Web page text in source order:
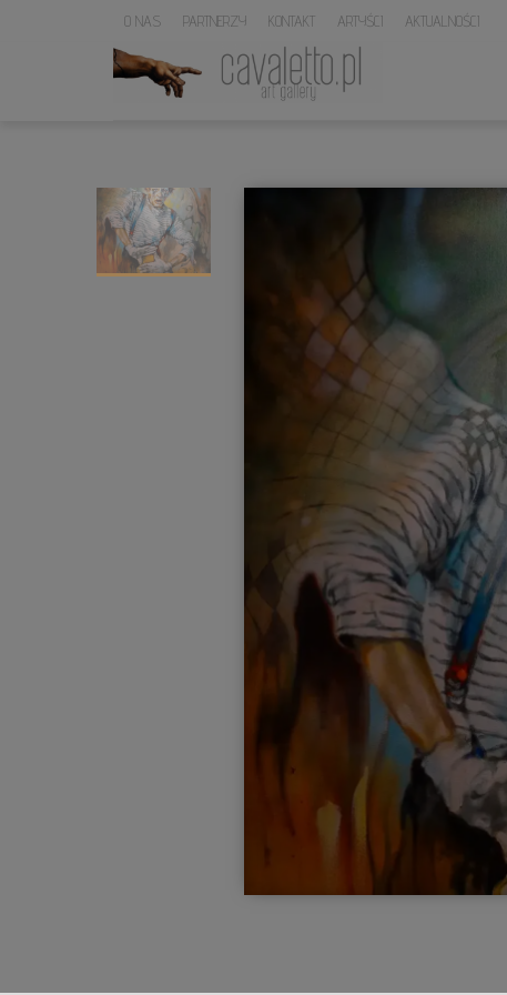
O NAS PARTNERZY KONTAKT ARTYŚCI AKTUALNOŚCI